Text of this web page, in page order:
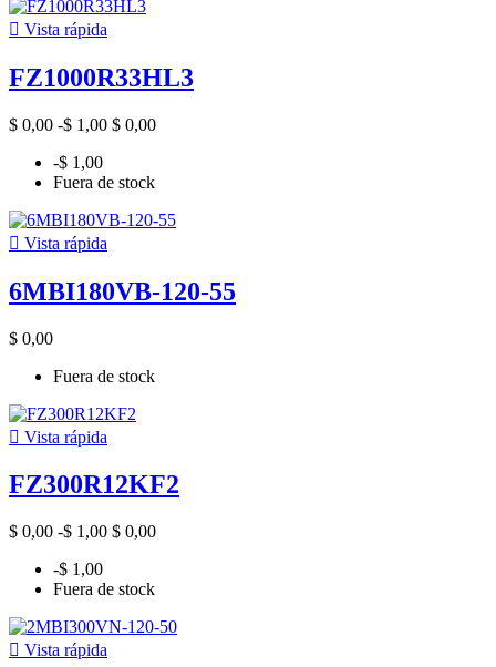
 Vista rápida
FZ1000R33HL3
$ 0,00 -$ 1,00 $ 0,00
-$ 1,00
Fuera de stock
 Vista rápida
6MBI180VB-120-55
$ 0,00
Fuera de stock
 Vista rápida
FZ300R12KF2
$ 0,00 -$ 1,00 $ 0,00
-$ 1,00
Fuera de stock
 Vista rápida